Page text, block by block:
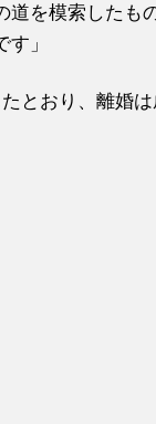
道を模索したも
」
たとおり、離婚